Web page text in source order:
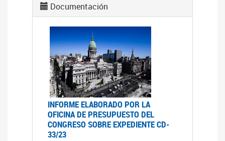
Documentación
INFORME ELABORADO POR LA
OFICINA DE PRESUPUESTO DEL
CONGRESO SOBRE EXPEDIENTE CD-
33/23